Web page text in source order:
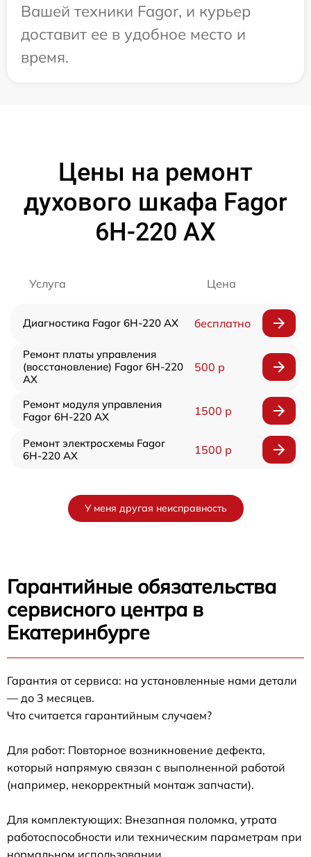
Вашей техники Fagor, и курьер
доставит ее в удобное место и
время.
Цены на ремонт
духового шкафа Fagor
6H-220 AX
Услуга Цена
Диагностика Fagor 6H-220 AX бесплатно
Ремонт платы управления
(восстановление) Fagor 6H-220
AX
500 р
Ремонт модуля управления
Fagor 6H-220 AX
1500 р
Ремонт электросхемы Fagor
6H-220 AX
1500 р
У меня другая неисправность
Гарантийные обязательства
сервисного центра в
Екатеринбурге
Гарантия от сервиса: на установленные нами детали
— до 3 месяцев.
Что считается гарантийным случаем?
Для работ: Повторное возникновение дефекта,
который напрямую связан с выполненной работой
(например, некорректный монтаж запчасти).
Для комплектующих: Внезапная поломка, утрата
работоспособности или техническим параметрам при
нормальном использовании.